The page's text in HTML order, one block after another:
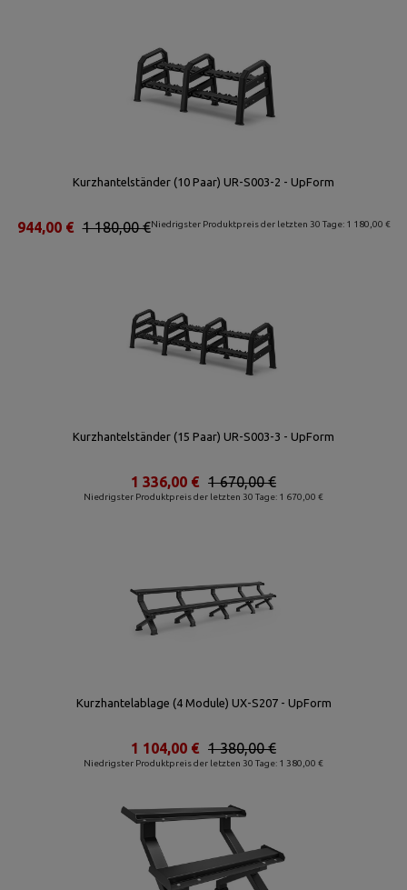
Kurzhantelständer (10 Paar) UR-S003-2 - UpForm
Niedrigster Produktpreis der letzten 30 Tage: 1 180,00 €
1 180,00 €
944,00 €
Kurzhantelständer (15 Paar) UR-S003-3 - UpForm
Niedrigster Produktpreis der letzten 30 Tage: 1 670,00 €
1 670,00 €
1 336,00 €
Kurzhantelablage (4 Module) UX-S207 - UpForm
Niedrigster Produktpreis der letzten 30 Tage: 1 380,00 €
1 380,00 €
1 104,00 €